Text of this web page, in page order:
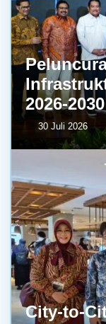
2026-2030
30 Juli 2026
City-to-